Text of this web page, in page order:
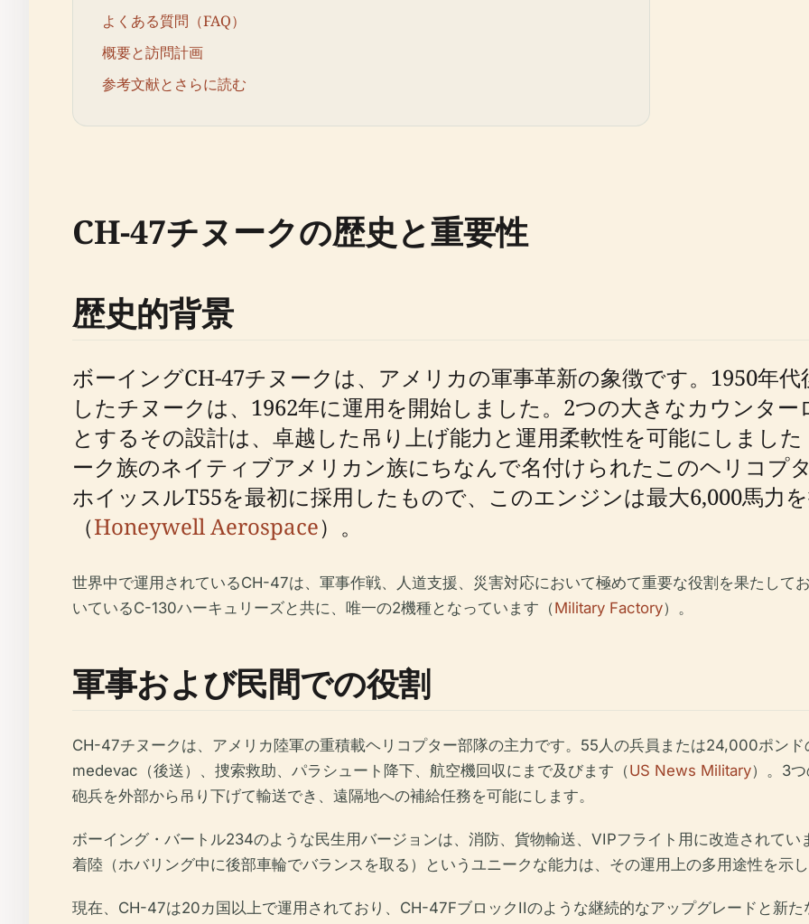
よくある質問（FAQ）
概要と訪問計画
参考文献とさらに読む
CH-47チヌークの歴史と重要性
歴史的背景
ボーイングCH-47チヌークは、アメリカの軍事革新の象徴です。1950年
したチヌークは、1962年に運用を開始しました。2つの大きなカウンタ
とするその設計は、卓越した吊り上げ能力と運用柔軟性を可能にしました
ーク族のネイティブアメリカン族にちなんで名付けられたこのヘリコプ
ホイッスルT55を最初に採用したもので、このエンジンは最大6,000馬力
（Honeywell Aerospace）。
世界中で運用されているCH-47は、軍事作戦、人道支援、災害対応において極めて重要な役割を果たして
いているC-130ハーキュリーズと共に、唯一の2機種となっています（Military Factory）。
軍事および民間での役割
CH-47チヌークは、アメリカ陸軍の重積載ヘリコプター部隊の主力です。55人の兵員または24,000ポンド
medevac（後送）、捜索救助、パラシュート降下、航空機回収にまで及びます（US News Military）。3
砲兵を外部から吊り下げて輸送でき、遠隔地への補給任務を可能にします。
ボーイング・バートル234のような民生用バージョンは、消防、貨物輸送、VIPフライト用に改造されてい
着陸（ホバリング中に後部車輪でバランスを取る）というユニークな能力は、その運用上の多用途性を示
現在、CH-47は20カ国以上で運用されており、CH-47FブロックIIのような継続的なアップグレードと新